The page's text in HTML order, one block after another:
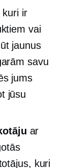
kuri ir
vai
jaunus
savu
jums
jūsu
ar
kuri